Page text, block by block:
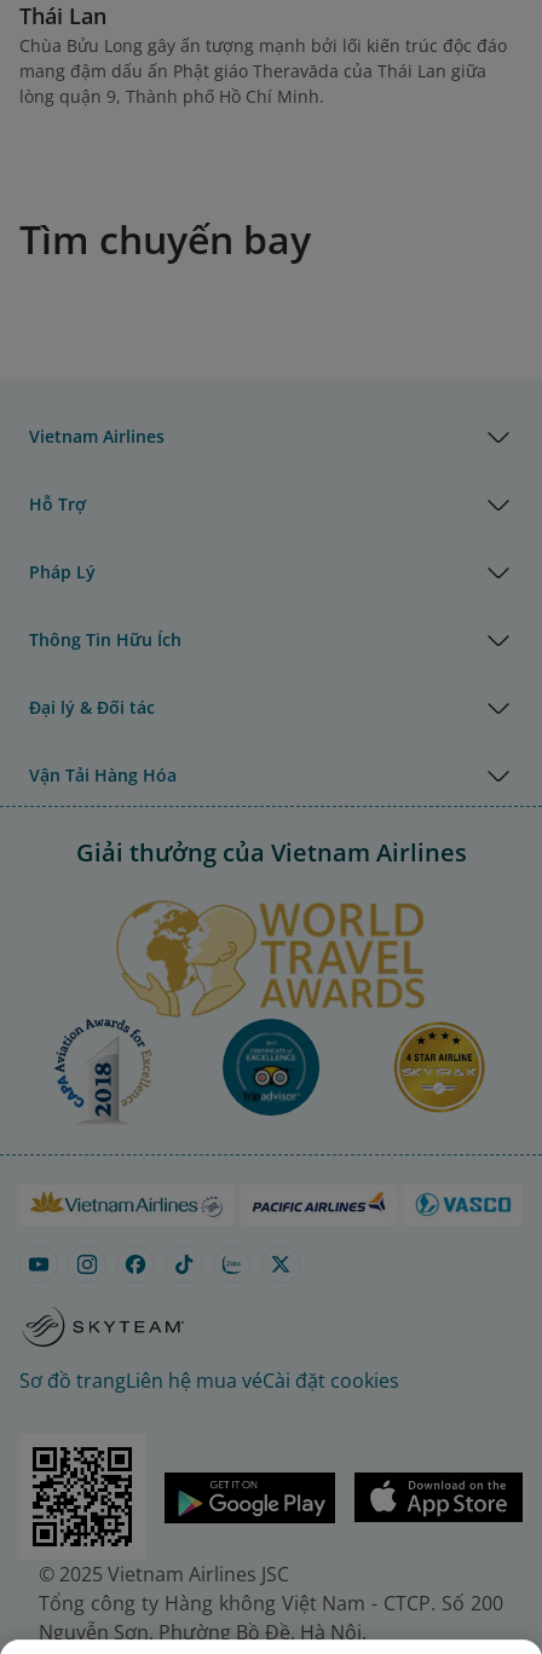
Thái Lan
Chùa Bửu Long gây ấn tượng mạnh bởi lối kiến trúc độc đáo
mang đậm dấu ấn Phật giáo Theravāda của Thái Lan giữa
lòng quận 9, Thành phố Hồ Chí Minh.
Tìm chuyến bay
Vietnam Airlines
Hỗ Trợ
Pháp Lý
Thông Tin Hữu Ích
Đại lý & Đối tác
Vận Tải Hàng Hóa
Giải thưởng của Vietnam Airlines
Sơ đồ trangLiên hệ mua véCài đặt cookies
© 2025 Vietnam Airlines JSC
Tổng công ty Hàng không Việt Nam - CTCP. Số 200
Nguyễn Sơn, Phường Bồ Đề, Hà Nội.